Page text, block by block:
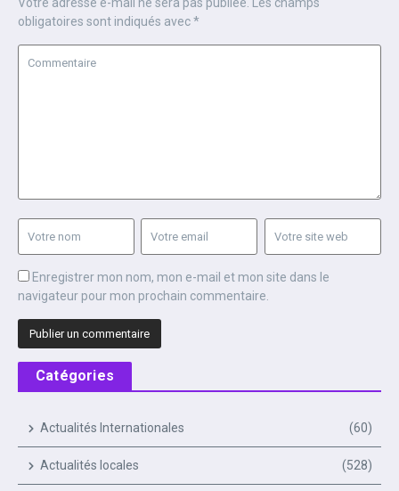
Votre adresse e-mail ne sera pas publiée. Les champs
obligatoires sont indiqués avec*
Enregistrer mon nom, mon e-mail et mon site dans le
navigateur pour mon prochain commentaire.
Catégories
Actualités Internationales (60)
Actualités locales (528)